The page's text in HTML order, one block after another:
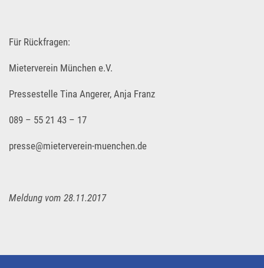
Für Rückfragen:
Mieterverein München e.V.
Pressestelle Tina Angerer, Anja Franz
089 – 55 21 43 – 17
presse@mieterverein-muenchen.de
Meldung vom 28.11.2017